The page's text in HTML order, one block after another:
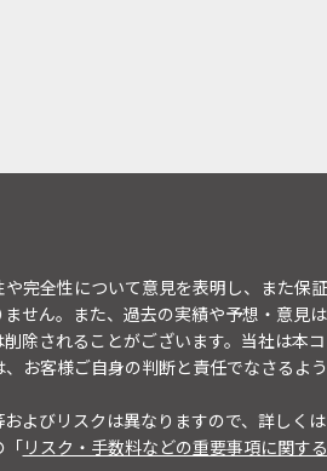
完全性について意見を表明し、また保
せん。また、過去の実績や予想・意見は
除されることがございます。当社は本
お客様ご自身の判断と責任でなさるよ
よびリスクは異なりますので、詳しくは
「リスク・手数料などの重要事項に関す